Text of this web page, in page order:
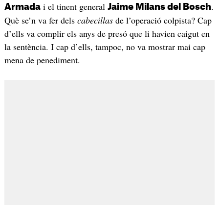
Armadai el tinent general Jaime Milans del Bosch.
Què se’n va fer dels cabecillasde l’operació colpista? Cap
d’ells va complir els anys de presó que li havien caigut en
la sentència. I cap d’ells, tampoc, no va mostrar mai cap
mena de penediment.